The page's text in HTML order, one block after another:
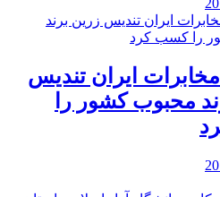
ایران تندیس
محبوب کشور را